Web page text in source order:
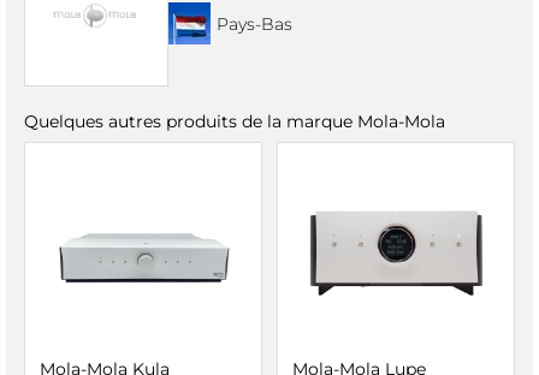
Pays-Bas
Quelques autres produits de la marque Mola-Mola
Mola-Mola Kula Mola-Mola Lupe